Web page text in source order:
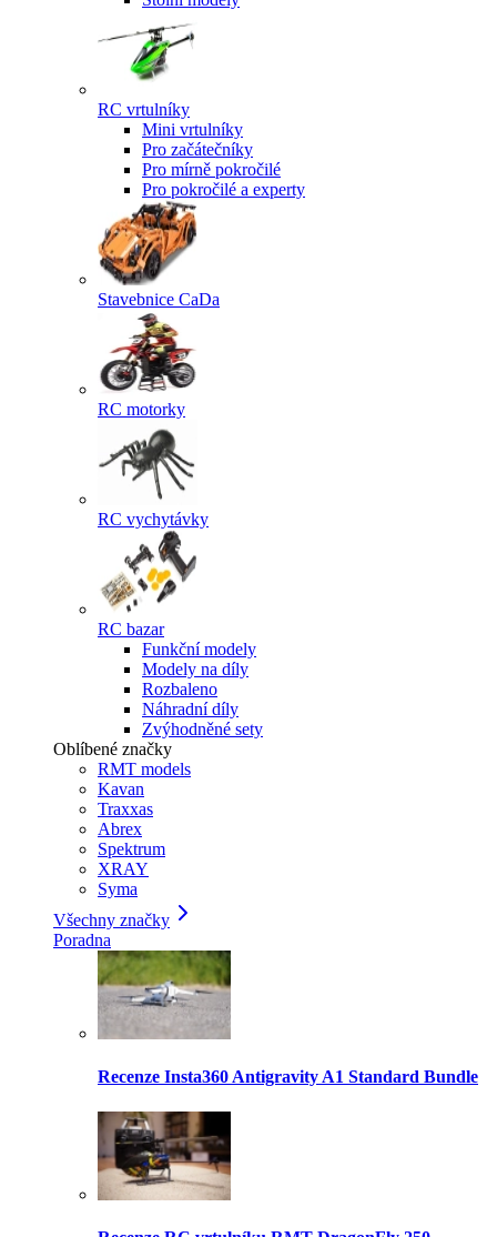
RC vrtulníky
Mini vrtulníky
Pro začátečníky
Pro mírně pokročilé
Pro pokročilé a experty
Stavebnice CaDa
RC motorky
RC vychytávky
RC bazar
Funkční modely
Modely na díly
Rozbaleno
Náhradní díly
Zvýhodněné sety
Oblíbené značky
RMT models
Kavan
Traxxas
Abrex
Spektrum
XRAY
Syma
Všechny značky
Poradna
Recenze Insta360 Antigravity A1 Standard Bundle